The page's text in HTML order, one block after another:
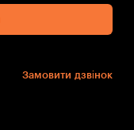
Замовити дзвінок